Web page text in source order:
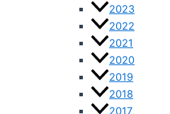
2023
2022
2021
2020
2019
2018
2017